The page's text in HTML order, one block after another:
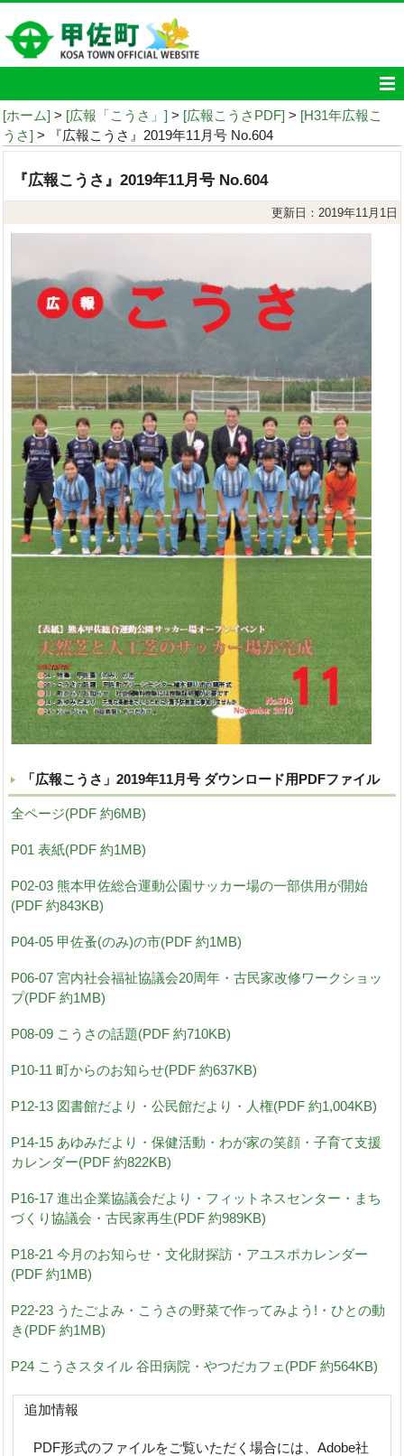
[ホーム] > [広報「こうさ」] > [広報こうさPDF] > [H31年広報こ
うさ] > 『広報こうさ』2019年11月号 No.604
『広報こうさ』2019年11月号 No.604
更新日：2019年11月1日
「広報こうさ」2019年11月号 ダウンロード用PDFファイル
全ページ(PDF 約6MB)
P01 表紙(PDF 約1MB)
P02-03 熊本甲佐総合運動公園サッカー場の一部供用が開始
(PDF 約843KB)
P04-05 甲佐蚤(のみ)の市(PDF 約1MB)
P06-07 宮内社会福祉協議会20周年・古民家改修ワークショッ
プ(PDF 約1MB)
P08-09 こうさの話題(PDF 約710KB)
P10-11 町からのお知らせ(PDF 約637KB)
P12-13 図書館だより・公民館だより・人権(PDF 約1,004KB)
P14-15 あゆみだより・保健活動・わが家の笑顔・子育て支援
カレンダー(PDF 約822KB)
P16-17 進出企業協議会だより・フィットネスセンター・まち
づくり協議会・古民家再生(PDF 約989KB)
P18-21 今月のお知らせ・文化財探訪・アユスポカレンダー
(PDF 約1MB)
P22-23 うたごよみ・こうさの野菜で作ってみよう!・ひとの動
き(PDF 約1MB)
P24 こうさスタイル 谷田病院・やつだカフェ(PDF 約564KB)
追加情報
PDF形式のファイルをご覧いただく場合には、Adobe社